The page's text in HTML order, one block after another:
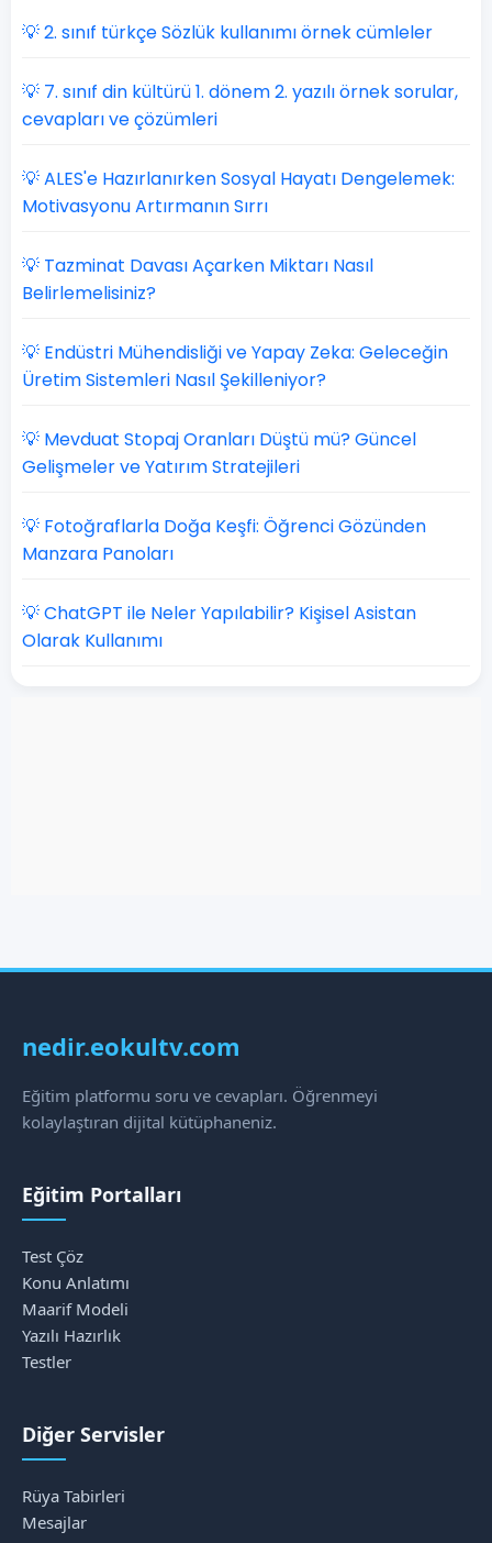
💡 2. sınıf türkçe Sözlük kullanımı örnek cümleler
💡 7. sınıf din kültürü 1. dönem 2. yazılı örnek sorular,
cevapları ve çözümleri
💡 ALES'e Hazırlanırken Sosyal Hayatı Dengelemek:
Motivasyonu Artırmanın Sırrı
💡 Tazminat Davası Açarken Miktarı Nasıl
Belirlemelisiniz?
💡 Endüstri Mühendisliği ve Yapay Zeka: Geleceğin
Üretim Sistemleri Nasıl Şekilleniyor?
💡 Mevduat Stopaj Oranları Düştü mü? Güncel
Gelişmeler ve Yatırım Stratejileri
💡 Fotoğraflarla Doğa Keşfi: Öğrenci Gözünden
Manzara Panoları
💡 ChatGPT ile Neler Yapılabilir? Kişisel Asistan
Olarak Kullanımı
nedir.eokultv.com
Eğitim platformu soru ve cevapları. Öğrenmeyi
kolaylaştıran dijital kütüphaneniz.
Eğitim Portalları
Test Çöz
Konu Anlatımı
Maarif Modeli
Yazılı Hazırlık
Testler
Diğer Servisler
Rüya Tabirleri
Mesajlar